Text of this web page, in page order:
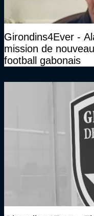
Girondins4Ever -
mission de
football gabonais